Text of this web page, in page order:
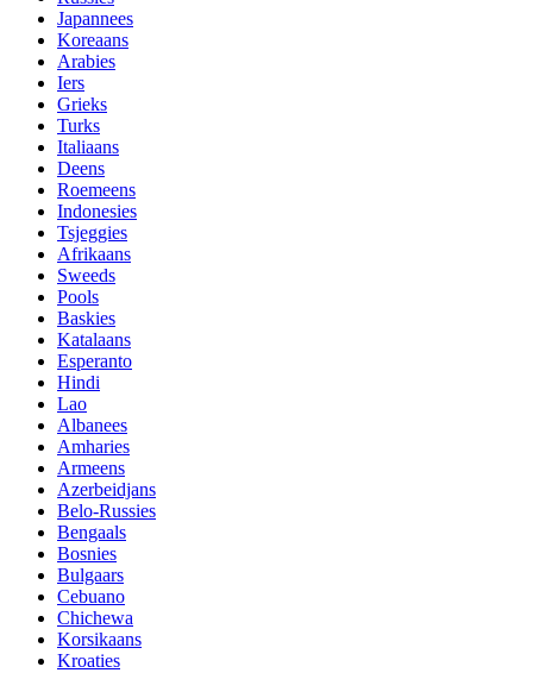
Japannees
Koreaans
Arabies
Iers
Grieks
Turks
Italiaans
Deens
Roemeens
Indonesies
Tsjeggies
Afrikaans
Sweeds
Pools
Baskies
Katalaans
Esperanto
Hindi
Lao
Albanees
Amharies
Armeens
Azerbeidjans
Belo-Russies
Bengaals
Bosnies
Bulgaars
Cebuano
Chichewa
Korsikaans
Kroaties